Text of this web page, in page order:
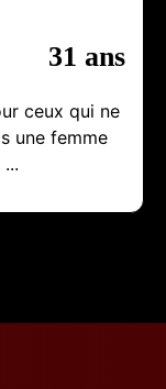
31 ans
ceux qui ne
une femme